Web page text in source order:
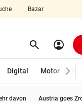
Bazar
search Suchen
account_circle
Digital Motor
davon Austria goes